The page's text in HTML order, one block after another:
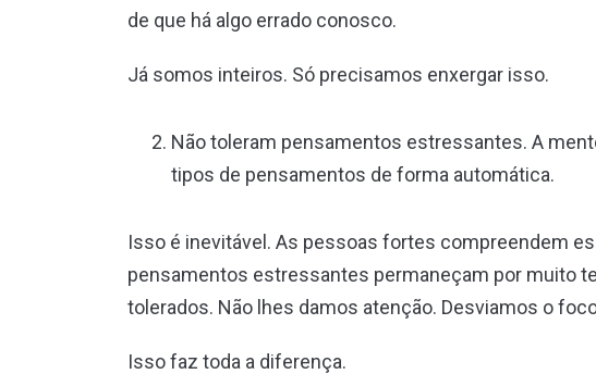
de que há algo errado conosco.
Já somos inteiros. Só precisamos enxergar isso.
Não toleram pensamentos estressantes. A
tipos de pensamentos de forma automática.
Isso é inevitável. As pessoas fortes compreendem
pensamentos estressantes permaneçam por muito
tolerados. Não lhes damos atenção. Desviamos o
Isso faz toda a diferença.